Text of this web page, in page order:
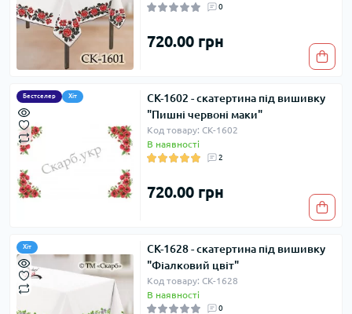
0
720.00 грн
Бестселер Хіт
СК-1602 - cкатертина під вишивку
"Пишні червоні маки"
Код товару: СК-1602
В наявності
2
720.00 грн
Хіт
СК-1628 - скатертина під вишивку
"Фіалковий цвіт"
Код товару: СК-1628
В наявності
0